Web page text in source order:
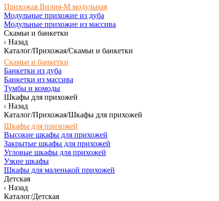
Прихожая Вилия-М модульная
Модульные прихожие из дуба
Модульные прихожие из массива
Скамьи и банкетки
Назад
Каталог/Прихожая/Скамьи и банкетки
Скамьи и банкетки
Банкетки из дуба
Банкетки из массива
Тумбы и комоды
Шкафы для прихожей
Назад
Каталог/Прихожая/Шкафы для прихожей
Шкафы для прихожей
Высокие шкафы для прихожей
Закрытые шкафы для прихожей
Угловые шкафы для прихожей
Узкие шкафы
Шкафы для маленькой прихожей
Детская
Назад
Каталог/Детская